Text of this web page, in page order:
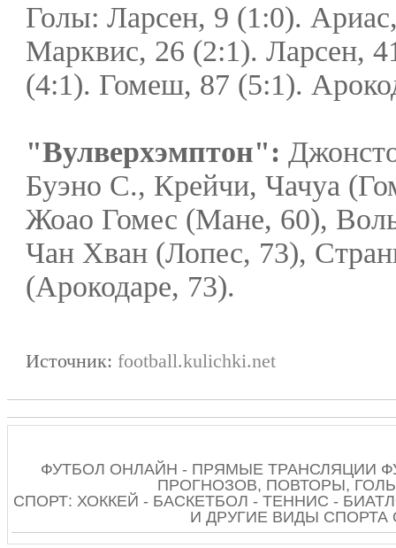
Голы: Ларсен, 9 (1:0).
Марквис, 26 (2:1). Ларсен,
(4:1). Гомеш, 87 (5:1).
"Вулверхэмптон":
Буэно С., Крейчи, Чачуа
Жоао Гомес (Мане, 60),
Чан Хван (Лопес, 73),
(Арокодаре, 73).
Источник: football.kulichki.net
ФУТБОЛ ОНЛАЙН - ПРЯМЫЕ ТРАНСЛЯЦИИ
ПРОГНОЗОВ, ПОВТОРЫ,
СПОРТ: ХОККЕЙ - БАСКЕТБОЛ - ТЕННИС -
И ДРУГИЕ ВИДЫ СПОРТА